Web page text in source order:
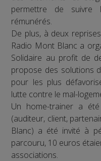
permettre de
rémunérés.
De plus, à deux
Radio Mont Blanc a
Solidaire au profit de
propose des solutions
pour les plus
lutte contre le mal-
Un home-trainer a
(auditeur, client,
Blanc) a été invité à
parcouru, 10 euros
associations.